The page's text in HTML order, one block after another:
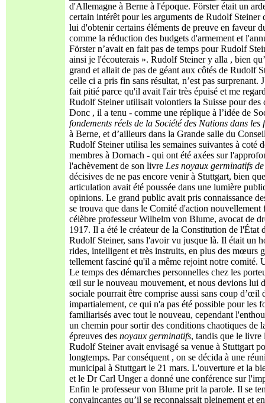
d'Allemagne à Berne à l'époque. Förster était un
certain intérêt pour les arguments de Rudolf
lui d'obtenir certains éléments de preuve en faveur
comme la réduction des budgets d'armement et
Förster n’avait en fait pas de temps pour Rudolf
ainsi je l'écouterais ». Rudolf Steiner y alla , bien
grand et allait de pas de géant aux côtés de Rudolf
celle ci a pris fin sans résultat, n’est pas
fait pitié parce qu'il avait l'air très épuisé et me
Rudolf Steiner utilisait volontiers la Suisse pour
Donc , il a tenu - comme une réplique à l’idée de
fondements réels de la Société des Nations dans
à Berne, et d’ailleurs dans la Grande salle du
Rudolf Steiner utilisa les semaines suivantes à coté
membres à Dornach - qui ont été axées sur
l'achèvement de son livre Les noyaux germinatifs
décisives de ne pas encore venir à Stuttgart, bien
articulation avait été poussée dans une lumière
opinions. Le grand public avait pris connaissance
se trouva que dans le Comité d'action
célèbre professeur Wilhelm von Blume, avocat de
1917. Il a été le créateur de la Constitution de
Rudolf Steiner, sans l'avoir vu jusque là. Il était un
rides, intelligent et très instruits, en plus des mœurs
tellement fasciné qu'il a même rejoint notre comité.
Le temps des démarches personnelles chez les
œil sur le nouveau mouvement, et nous devions lui
sociale pourrait être comprise aussi sans coup
impartialement, ce qui n'a pas été possible pour les
familiarisés avec tout le nouveau, cependant
un chemin pour sortir des conditions chaotiques de
épreuves des noyaux germinatifs, tandis que le livre
Rudolf Steiner avait envisagé sa venue à Stuttgart
longtemps. Par conséquent , on se décida à une
municipal à Stuttgart le 21 mars. L'ouverture et la
et le Dr Carl Unger a donné une conférence sur
Enfin le professeur von Blume prit la parole. Il se
convaincantes qu’il se reconnaissait pleinement et